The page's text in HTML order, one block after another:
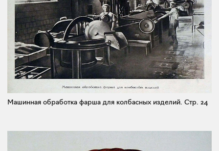
Машинная обработка фарша для колбасных изделий. Стр. 24